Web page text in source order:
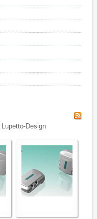
Design